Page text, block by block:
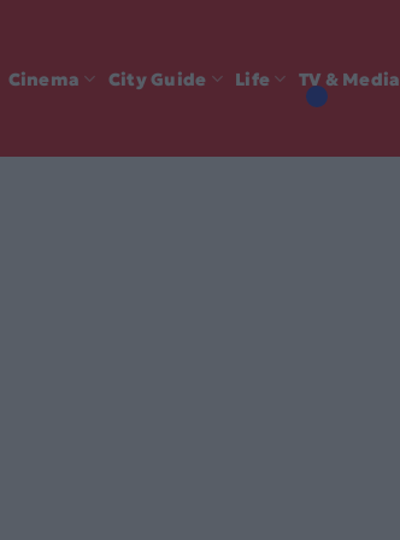
Cinema City Guide Life TV & Media